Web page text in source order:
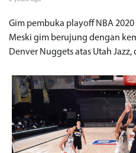
Gim pembuka playoff NBA
Meski gim berujung dengan
Denver Nuggets atas Utah